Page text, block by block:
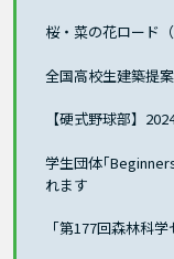
桜・菜の花ロード（
全国高校生建築提
【硬式野球部】
学生団体｢
れます
「第177回森林科